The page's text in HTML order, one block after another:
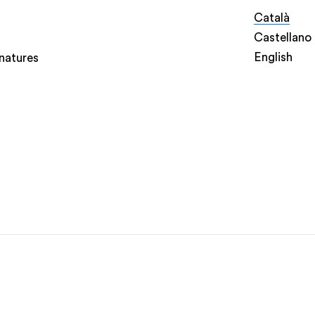
Català
Castellano
English